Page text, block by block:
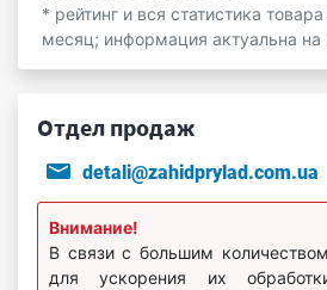
* рейтинг и вся статистика
месяц; информация актуальна на
Отдел продаж
detali@zahidprylad.com.ua
Внимание!
В связи с большим
для ускорения их